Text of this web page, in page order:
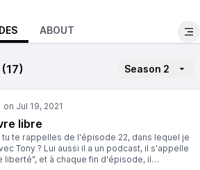
ABOUT
Season 2
libre
tu te rappelles de l'épisode 22, dans lequel je
Tony ? Lui aussi il a un podcast, il s'appelle
liberté", et à chaque fin d'épisode, il